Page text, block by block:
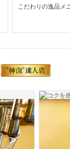
こだわりの逸品メ